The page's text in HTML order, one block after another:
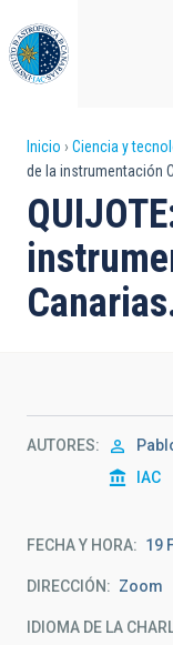
al
contenido
principal
enlaces
de
ayuda
a
Inicio Ciencia y
de la instrumentación
AUTORES
IAC
FECHA Y HORA 19
DIRECCIÓN Zoom
IDIOMA DE LA